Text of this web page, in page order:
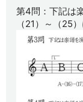
第4問：下記は
（21）～（25